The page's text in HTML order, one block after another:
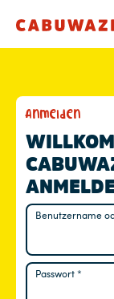
M
E
N
O
Anmelden
Benutzername
Passwort*